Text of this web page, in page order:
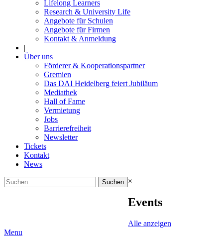
Lifelong Learners
Research & University Life
Angebote für Schulen
Angebote für Firmen
Kontakt & Anmeldung
|
Über uns
Förderer & Kooperationspartner
Gremien
Das DAI Heidelberg feiert Jubiläum
Mediathek
Hall of Fame
Vermietung
Jobs
Barrierefreiheit
Newsletter
Tickets
Kontakt
News
Suchen
nach:
×
Events
Alle anzeigen
Menu